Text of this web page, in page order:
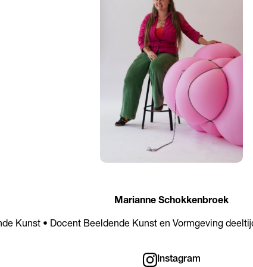
Marianne Schokkenbroek
Kunst • Docent Beeldende Kunst en Vormgeving
Instagram